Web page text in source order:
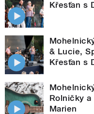
Křesťan s
& Lucie,
Křesťan s
Rolničky a
Marien